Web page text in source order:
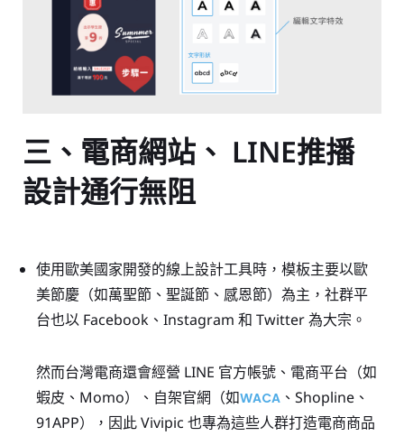
三、電商網站、 LINE推播
設計通行無阻
使用歐美國家開發的線上設計工具時，模板主要以歐
美節慶（如萬聖節、聖誕節、感恩節）為主，社群平
台也以 Facebook、Instagram 和 Twitter 為大宗。
然而台灣電商還會經營 LINE 官方帳號、電商平台（如
蝦皮、Momo）、自架官網（如WACA 、Shopline、
91APP），因此 Vivipic 也專為這些人群打造電商商品